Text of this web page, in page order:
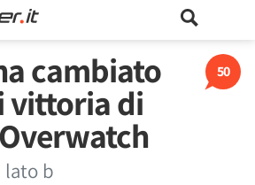
50
cambiato
vittoria di
lato b